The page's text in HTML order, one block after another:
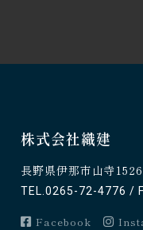
株式会社織建
長野県伊那市山寺
TEL.0265-72-4776 /
Facebook